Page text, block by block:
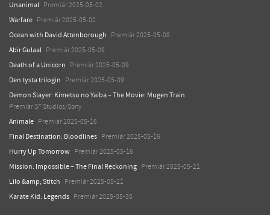
Unanimal Premiär 2025-05-02
Warfare Premiär 2025-05-02
Ocean with David Attenborough Premiär 2025-05-08
Abir Gulaal Premiär 2025-05-09
Death of a Unicorn Premiär 2025-05-09
Den tysta trilogin Premiär 2025-05-09
Demon Slayer: Kimetsu no Yaiba – The Movie: Mugen Train
Premiär SF Studios/Sony
Animale Premiär 2025-05-16
Final Destination: Bloodlines Premiär 2025-05-16
Hurry Up Tomorrow Premiär 2025-05-16
Mission: Impossible – The Final Reckoning Premiär 2025-05-21
Lilo &amp; Stitch Premiär 2025-05-21
Karate Kid: Legends Premiär 2025-05-30